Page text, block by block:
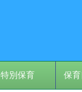
特別保育 保